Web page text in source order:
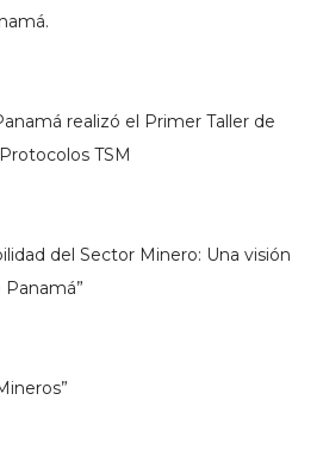
realizó el Primer Taller de
TSM
del Sector Minero: Una visión
Panamá”